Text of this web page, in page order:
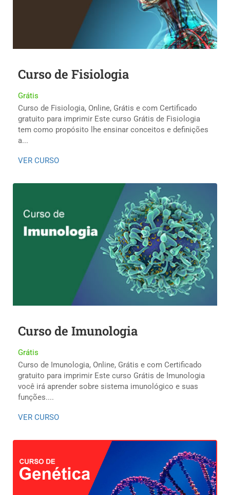
Curso de Fisiologia
Grátis
Curso de Fisiologia, Online, Grátis e com Certificado
gratuito para imprimir Este curso Grátis de Fisiologia
tem como propósito lhe ensinar conceitos e definições
a...
VER CURSO
Curso de Imunologia
Grátis
Curso de Imunologia, Online, Grátis e com Certificado
gratuito para imprimir Este curso Grátis de Imunologia
você irá aprender sobre sistema imunológico e suas
funções....
VER CURSO